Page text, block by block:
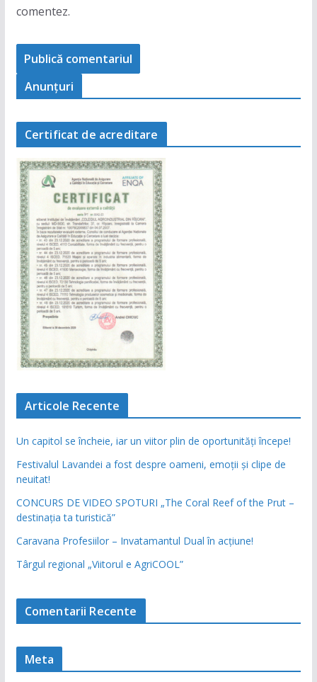
comentez.
Anunţuri
Certificat de acreditare
Articole Recente
Un capitol se încheie, iar un viitor plin de oportunități începe!
Festivalul Lavandei a fost despre oameni, emoții și clipe de
neuitat!
CONCURS DE VIDEO SPOTURI „The Coral Reef of the Prut –
destinația ta turistică”
Caravana Profesiilor – Invatamantul Dual în acțiune!
Târgul regional „Viitorul e AgriCOOL”
Comentarii Recente
Meta